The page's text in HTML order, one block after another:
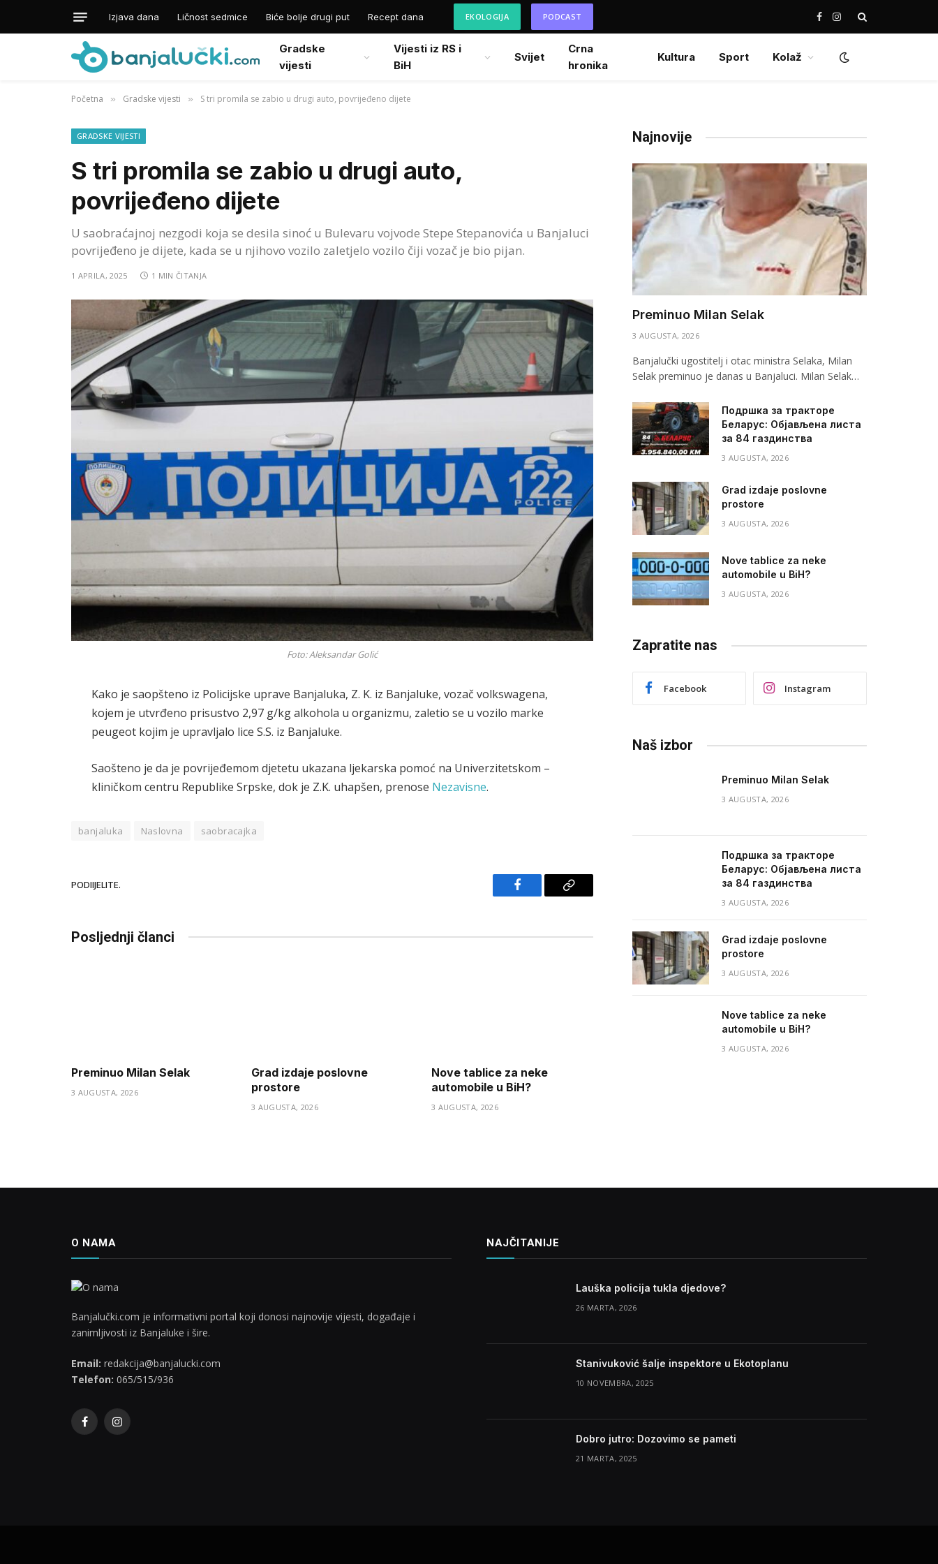
Izjava dana Ličnost sedmice Biće bolje drugi put Recept dana EKOLOGIJA PODCAST Facebook
Instagram
Gradske
vijesti
Vijesti iz RS i
BiH
Svijet
Crna
hronika
Kultura Sport Kolaž
Početna » Gradske vijesti » S tri promila se zabio u drugi auto, povrijeđeno dijete
GRADSKE VIJESTI
S tri promila se zabio u drugi auto,
povrijeđeno dijete
U saobraćajnoj nezgodi koja se desila sinoć u Bulevaru vojvode Stepe Stepanovića u Banjaluci
povrijeđeno je dijete, kada se u njihovo vozilo zaletjelo vozilo čiji vozač je bio pijan.
1 APRILA, 2025 1 MIN ČITANJA
Foto: Aleksandar Golić
Kako je saopšteno iz Policijske uprave Banjaluka, Z. K. iz Banjaluke, vozač volkswagena,
kojem je utvrđeno prisustvo 2,97 g/kg alkohola u organizmu, zaletio se u vozilo marke
peugeot kojim je upravljalo lice S.S. iz Banjaluke.
Saošteno je da je povrijeđemom djetetu ukazana ljekarska pomoć na Univerzitetskom –
kliničkom centru Republike Srpske, dok je Z.K. uhapšen, prenose Nezavisne.
banjaluka Naslovna saobracajka
PODIIJELITE.
Facebook Copy
Posljednji članci
Preminuo Milan Selak
3 AUGUSTA, 2026
Grad izdaje poslovne
prostore
3 AUGUSTA, 2026
Nove tablice za neke
automobile u BiH?
3 AUGUSTA, 2026
Najnovije
Preminuo Milan Selak
3 AUGUSTA, 2026
Banjalučki ugostitelj i otac ministra Selaka, Milan
Selak preminuo je danas u Banjaluci. Milan Selak…
Подршка за тракторе
Беларус: Објављена листа
за 84 газдинства
3 AUGUSTA, 2026
Grad izdaje poslovne
prostore
3 AUGUSTA, 2026
Nove tablice za neke
automobile u BiH?
3 AUGUSTA, 2026
Zapratite nas
Facebook Instagram
Naš izbor
Preminuo Milan Selak
3 AUGUSTA, 2026
Подршка за тракторе
Беларус: Објављена листа
за 84 газдинства
3 AUGUSTA, 2026
Grad izdaje poslovne
prostore
3 AUGUSTA, 2026
Nove tablice za neke
automobile u BiH?
3 AUGUSTA, 2026
O NAMA
Banjalučki.com je informativni portal koji donosi najnovije vijesti, događaje i
zanimljivosti iz Banjaluke i šire.
Email: redakcija@banjalucki.com
Telefon: 065/515/936
FacebookInstagram
NAJČITANIJE
Lauška policija tukla djedove?
26 MARTA, 2026
Stanivuković šalje inspektore u Ekotoplanu
10 NOVEMBRA, 2025
Dobro jutro: Dozovimo se pameti
21 MARTA, 2025